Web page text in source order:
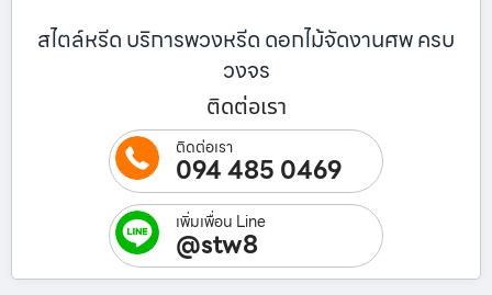
สไตล์หรีด บริการพวงหรีด ดอกไม้จัดงานศพ ครบ
วงจร
ติดต่อเรา
ติดต่อเรา
094 485 0469
เพิ่มเพื่อน Line
@stw8